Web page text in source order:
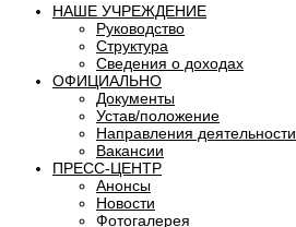
НАШЕ УЧРЕЖДЕНИЕ
Руководство
Структура
Сведения о доходах
ОФИЦИАЛЬНО
Документы
Устав/положение
Направления деятельности
Вакансии
ПРЕСС-ЦЕНТР
Анонсы
Новости
Фотогалерея